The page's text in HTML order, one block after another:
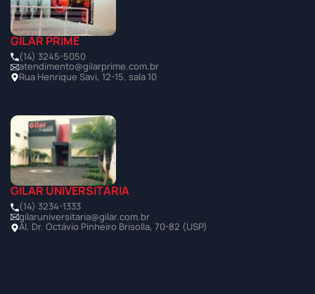
GILAR PRIME
(14) 3245-5050
atendimento@gilarprime.com.br
Rua Henrique Savi, 12-15, sala 10
GILAR UNIVERSITÁRIA
(14) 3234-1333
gilaruniversitaria@gilar.com.br
Al. Dr. Octávio Pinheiro Brisolla, 70-82 (USP)